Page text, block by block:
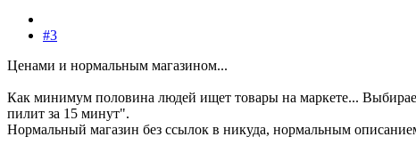
#3
Ценами и нормальным магазином...
Как минимум половина людей ищет товары на маркете...
пилит за 15 минут".
Нормальный магазин без ссылок в никуда, нормальным